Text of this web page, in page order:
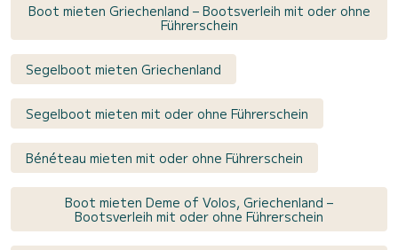
Boot mieten Griechenland – Bootsverleih mit oder ohne
Führerschein
Segelboot mieten Griechenland
Segelboot mieten mit oder ohne Führerschein
Bénéteau mieten mit oder ohne Führerschein
Boot mieten Deme of Volos, Griechenland –
Bootsverleih mit oder ohne Führerschein